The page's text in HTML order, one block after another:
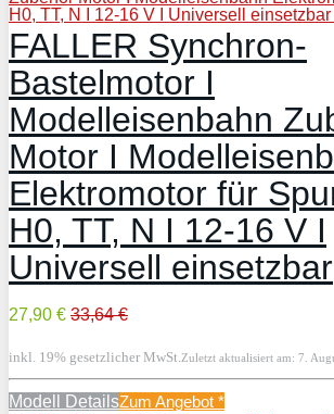
FALLER Synchron-
Bastelmotor I
Modelleisenbahn
Motor I
Elektromotor für
H0, TT, N I 12-16 V I
Universell einsetzbar
27,90 € 33,64 €
inkl. 19% gesetzlicher MwSt.Zuletzt aktualisiert am: 7.
Modell DetailsZum Angebot *